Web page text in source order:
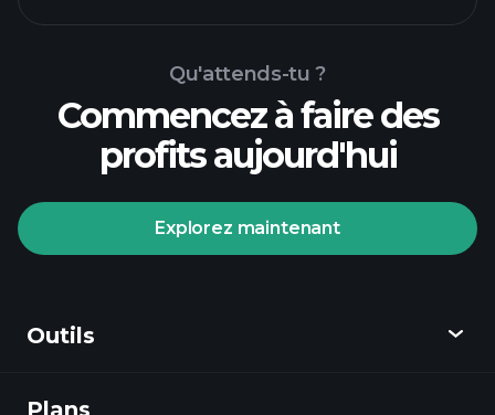
Tournois Playtrade
Qu'attends-tu ?
Commencez à faire des
profits aujourd'hui
Explorez maintenant
Outils
Plans